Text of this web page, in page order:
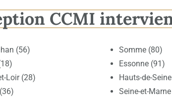
CCMI
(56)
Loir (28)
Somme (80)
Essonne (91)
Hauts-de-
Seine-et-